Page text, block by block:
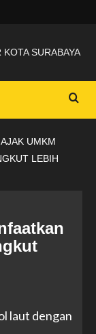
SURABAYA
UMKM
LEBIH